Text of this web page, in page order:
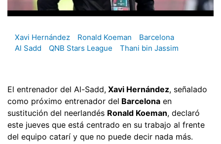
Xavi Hernández Ronald Koeman
Barcelona
Al Sadd
QNB Stars League Thani bin Jassim
El entrenador del Al-Sadd, Xavi Hernández, señalado
como próximo entrenador del Barcelona en
sustitución del neerlandés Ronald Koeman, declaró
este jueves que está centrado en su trabajo al frente
del equipo catarí y que no puede decir nada más.